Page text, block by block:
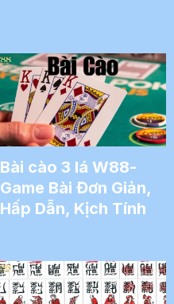
Bài cào 3 lá W88-
Game Bài Đơn Giản,
Hấp Dẫn, Kịch Tính